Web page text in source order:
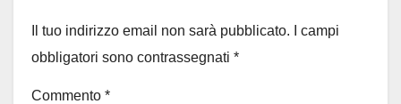
Il tuo indirizzo email non sarà pubblicato.
I campi
obbligatori sono contrassegnati *
Commento *